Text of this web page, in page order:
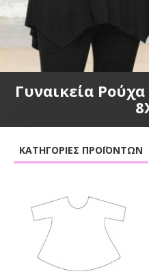
Γυναικεία
ΚΑΤΗΓΟΡΊΕΣ ΠΡΟΪΌΝΤΩΝ